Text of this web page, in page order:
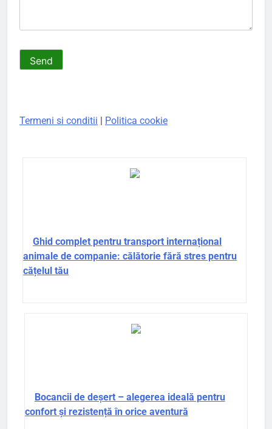
Termeni si conditii Politica cookie
Ghid complet pentru transport internațional
animale de companie: călătorie fără stres pentru
cățelul tău
Bocancii de deșert – alegerea ideală pentru
confort și rezistență în orice aventură